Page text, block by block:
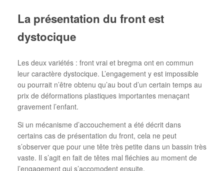
La présentation du front est
dystocique
Les deux variétés : front vrai et bregma ont en commun
leur caractère dystocique. L’engagement y est impossible
ou pourrait n’être obtenu qu’au bout d’un certain temps au
prix de déformations plastiques importantes menaçant
gravement l’enfant.
Si un mécanisme d’accouchement a été décrit dans
certains cas de présentation du front, cela ne peut
s’observer que pour une tête très petite dans un bassin très
vaste. Il s’agit en fait de têtes mal fléchies au moment de
l’engagement qui s’accomodent ensuite.